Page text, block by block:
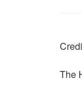
The